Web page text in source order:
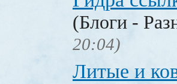
(Блоги -
20:04)
Литые и